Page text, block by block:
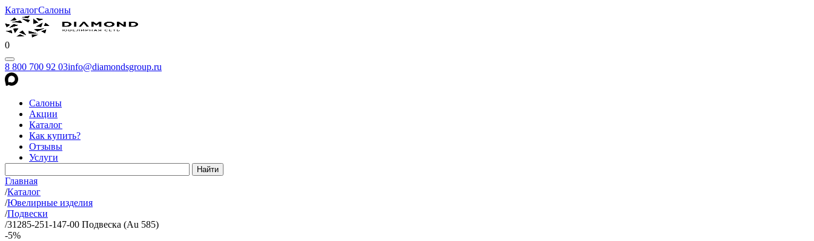
КаталогСалоны
0
8 800 700 92 03info@diamondsgroup.ru
Салоны
Акции
Каталог
Как купить?
Отзывы
Услуги
Главная
/Каталог
/Ювелирные изделия
/Подвески
/31285-251-147-00 Подвеска (Au 585)
-5%